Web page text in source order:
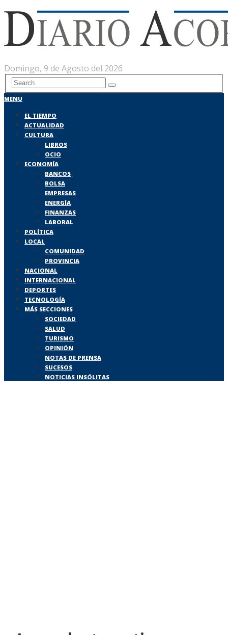
Domingo, 9 de Agosto del 2026
MENU
EL TIEMPO
ACTUALIDAD
CULTURA
LIBROS
OCIO
ECONOMÍA
BANCOS
BOLSA
EMPRESAS
ENERGÍA
FINANZAS
LABORAL
POLÍTICA
LOCAL
COMUNIDAD
PROVINCIA
NACIONAL
INTERNACIONAL
DEPORTES
TECNOLOGÍA
MÁS SECCIONES
SOCIEDAD
SALUD
TURISMO
OPINIÓN
NOTAS DE PRENSA
SUCESOS
NOTICIAS INSÓLITAS